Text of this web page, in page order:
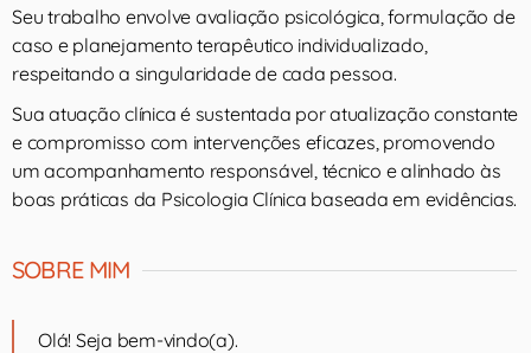
Seu trabalho envolve avaliação psicológica, formulação de
caso e planejamento terapêutico individualizado,
respeitando a singularidade de cada pessoa.
Sua atuação clínica é sustentada por atualização constante
e compromisso com intervenções eficazes, promovendo
um acompanhamento responsável, técnico e alinhado às
boas práticas da Psicologia Clínica baseada em evidências.
SOBRE MIM
Olá! Seja bem-vindo(a).